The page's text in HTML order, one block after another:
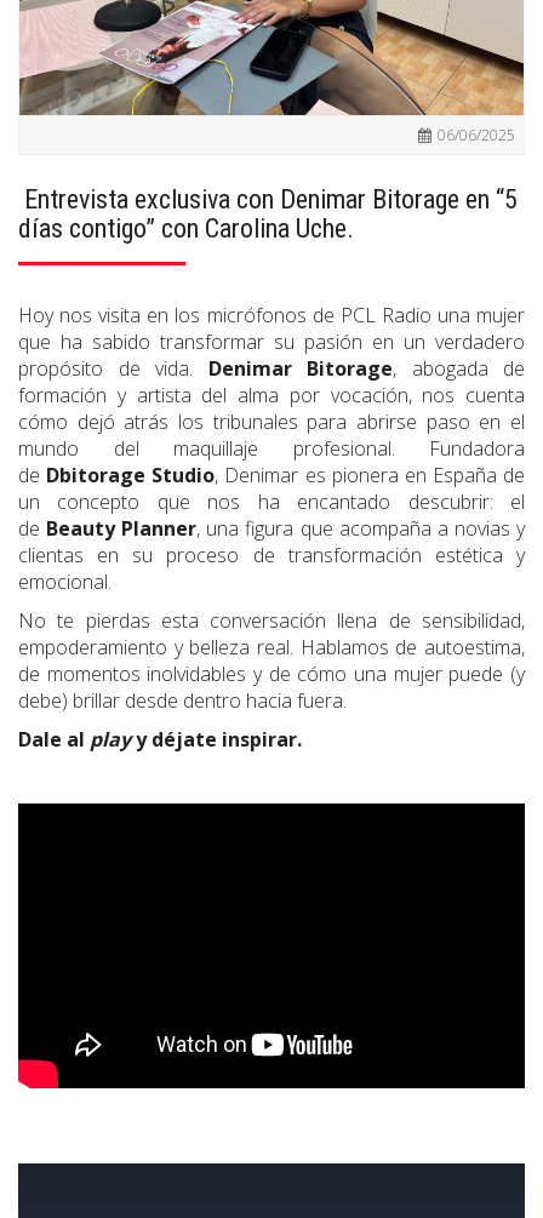
06/06/2025
Entrevista exclusiva con Denimar Bitorage en “5
días contigo” con Carolina Uche.
Hoy nos visita en los micrófonos de PCL Radio una mujer
que ha sabido transformar su pasión en un verdadero
propósito de vida. Denimar Bitorage, abogada de
formación y artista del alma por vocación, nos cuenta
cómo dejó atrás los tribunales para abrirse paso en el
mundo del maquillaje profesional. Fundadora
de Dbitorage Studio, Denimar es pionera en España de
un concepto que nos ha encantado descubrir: el
de Beauty Planner, una figura que acompaña a novias y
clientas en su proceso de transformación estética y
emocional.
No te pierdas esta conversación llena de sensibilidad,
empoderamiento y belleza real. Hablamos de autoestima,
de momentos inolvidables y de cómo una mujer puede (y
debe) brillar desde dentro hacia fuera.
Dale al playy déjate inspirar.